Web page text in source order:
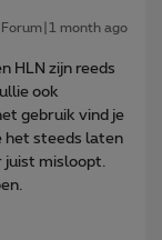
month ago
HLN zijn reeds
ook
gebruik vind je
het steeds laten
misloopt.